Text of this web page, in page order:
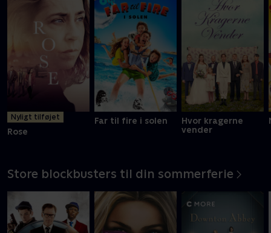
En FBI-agent må tilsidesætte sine værdier for at overleve i
prisbelønnet actionfilm
Mere info
Nyligt tilføjet
Rose
Far til fire i solen
Hvor kragerne
vender
Store blockbusters til din sommerferie